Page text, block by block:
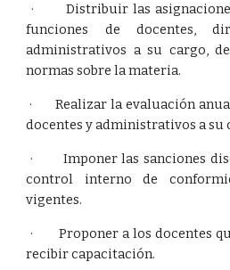
· Distribuir las asignaciones
funciones de docentes,
administrativos a su cargo,
normas sobre la materia.
· Realizar la evaluación
docentes y administrativos a su
· Imponer las sanciones
control interno de
vigentes.
· Proponer a los docentes
recibir capacitación.